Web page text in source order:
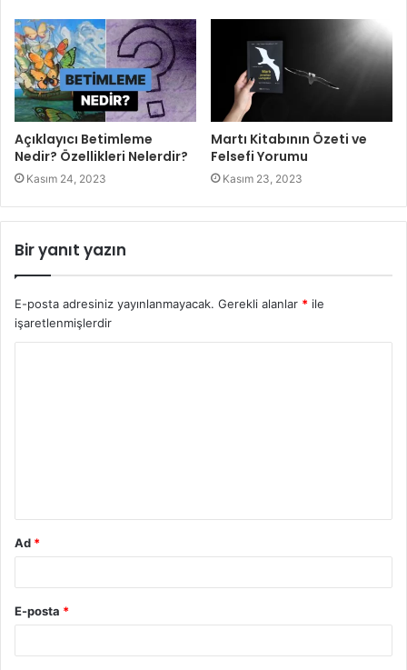
Açıklayıcı Betimleme
Nedir? Özellikleri Nelerdir?
Kasım 24, 2023
Martı Kitabının Özeti ve
Felsefi Yorumu
Kasım 23, 2023
Bir yanıt yazın
E-posta adresiniz yayınlanmayacak. Gerekli alanlar * ile
işaretlenmişlerdir
Ad *
E-posta *